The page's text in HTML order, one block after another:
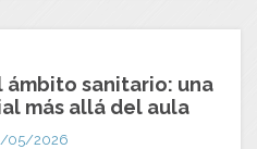
ámbito sanitario: una
más allá del aula
05/2026